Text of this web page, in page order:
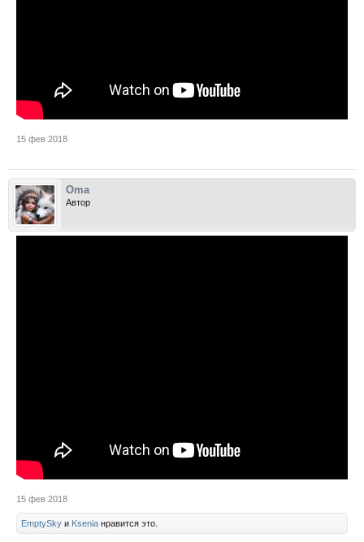
15 фев 2018
Oma
Автор
15 фев 2018
EmptySky и Ksenia нравится это.